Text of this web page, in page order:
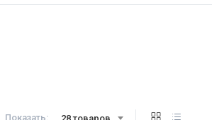
Показать: